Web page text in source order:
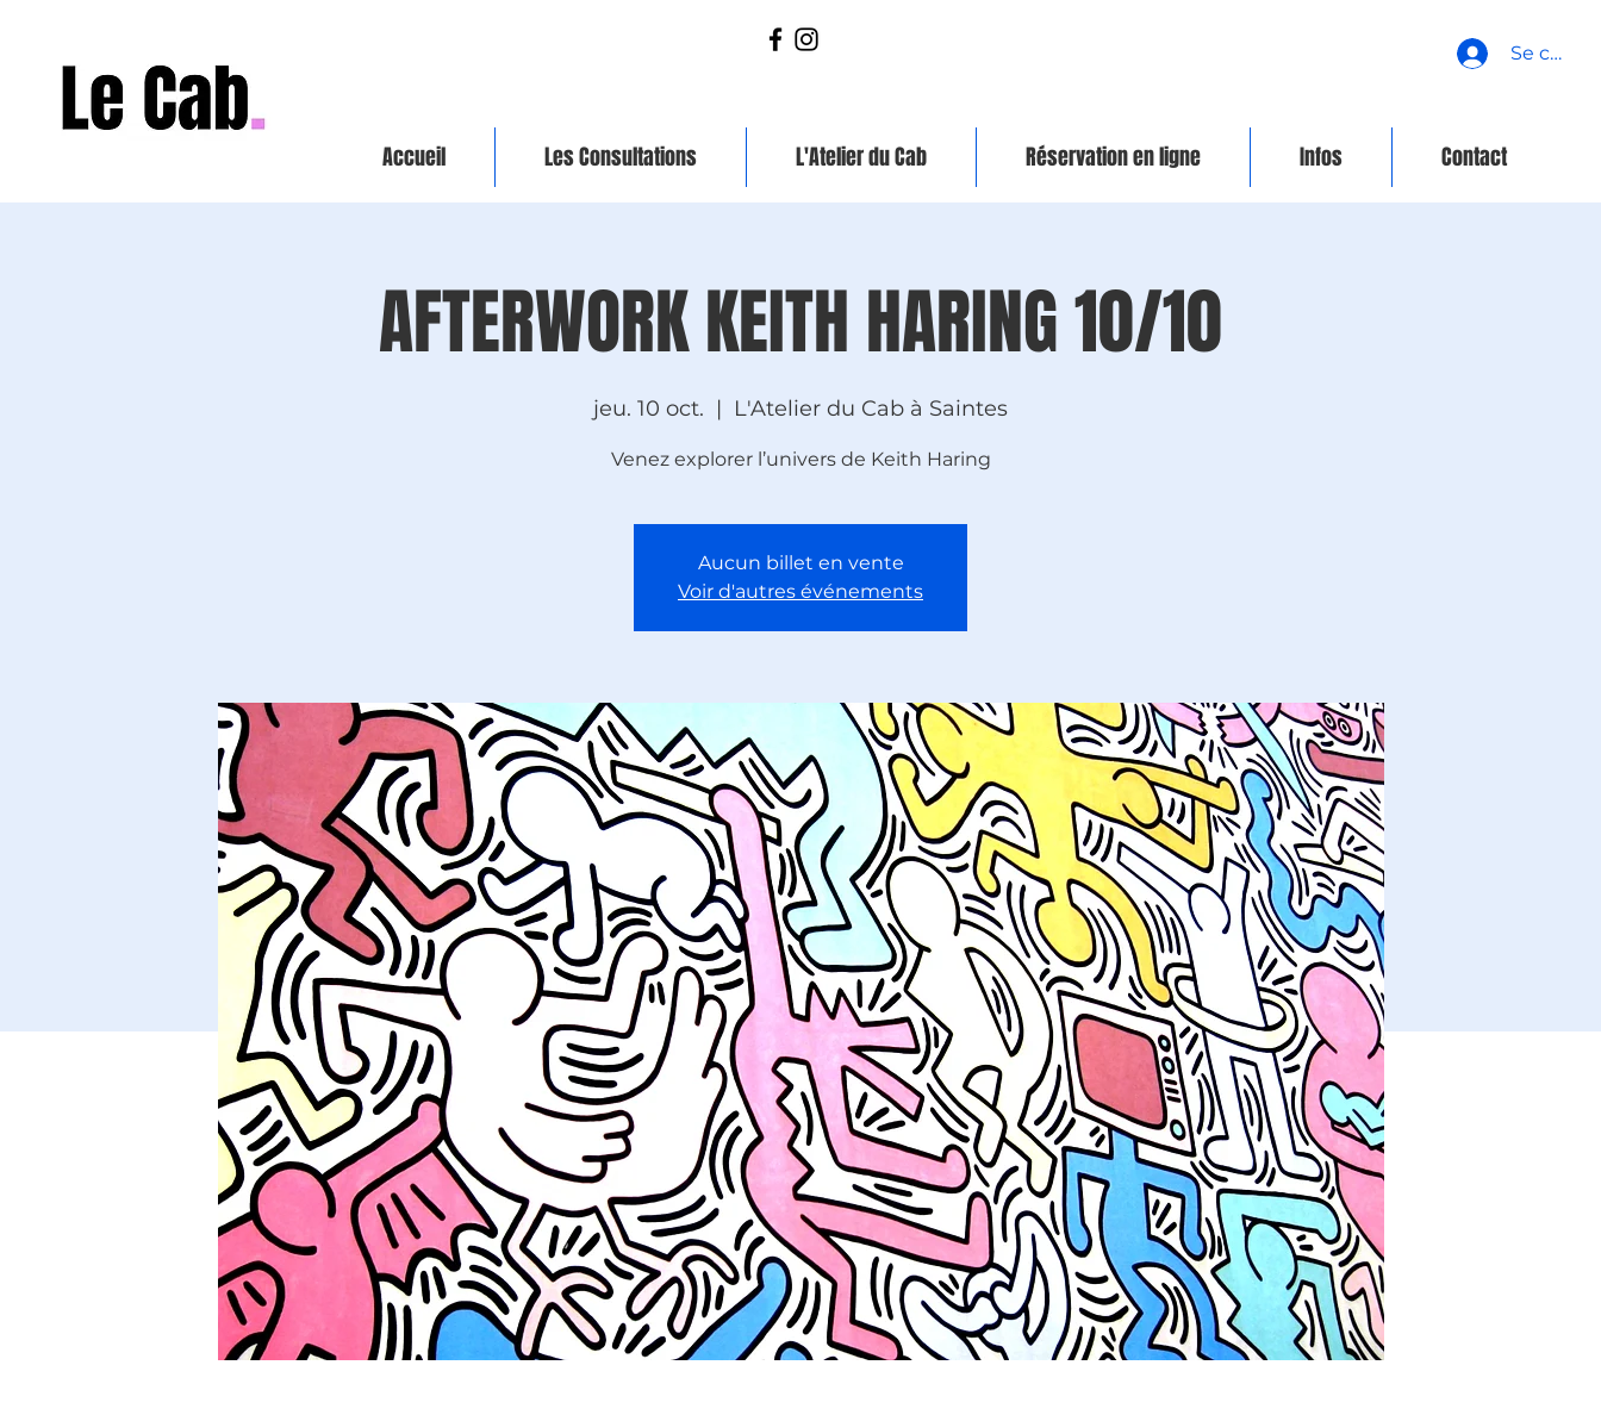
Se
AFTERWORK KEITH HARING 10/10
jeu. 10 oct.
  |
L'Atelier du Cab à Saintes
Venez explorer l’univers de Keith Haring
Aucun billet en vente
Voir d'autres événements
Accueil Les Consultations L'Atelier du Cab Réservation en ligne Infos Contact